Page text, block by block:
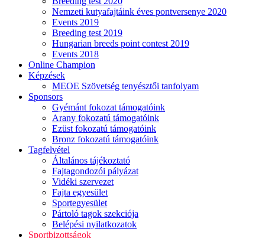
Nemzeti kutyafajtáink éves pontversenye 2020
Events 2019
Breeding test 2019
Hungarian breeds point contest 2019
Events 2018
Online Champion
Képzések
MEOE Szövetség tenyésztői tanfolyam
Sponsors
Gyémánt fokozat támogatóink
Arany fokozatú támogatóink
Ezüst fokozatú támogatóink
Bronz fokozatú támogatóink
Tagfelvétel
Általános tájékoztató
Fajtagondozói pályázat
Vidéki szervezet
Fajta egyesület
Sportegyesület
Pártoló tagok szekciója
Belépési nyilatkozatok
Sportbizottságok